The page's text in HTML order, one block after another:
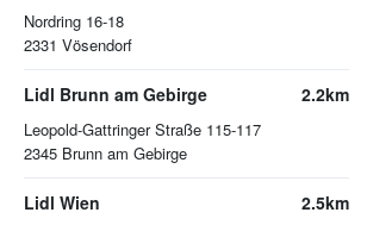
Nordring 16-18
2331 Vösendorf
Lidl Brunn am Gebirge
Leopold-Gattringer Straße 115-117
2345 Brunn am Gebirge
2.2km
Lidl Wien 2.5km